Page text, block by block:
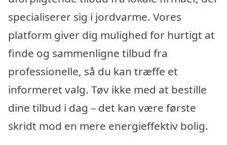
specialiserer sig i jordvarme. Vores
platform giver dig mulighed for hurtigt at
finde og sammenligne tilbud fra
professionelle, så du kan træffe et
informeret valg. Tøv ikke med at bestille
dine tilbud i dag – det kan være første
skridt mod en mere energieffektiv bolig.